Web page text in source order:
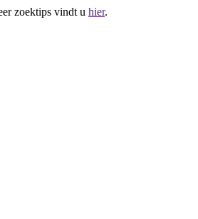
zoektips vindt u hier.